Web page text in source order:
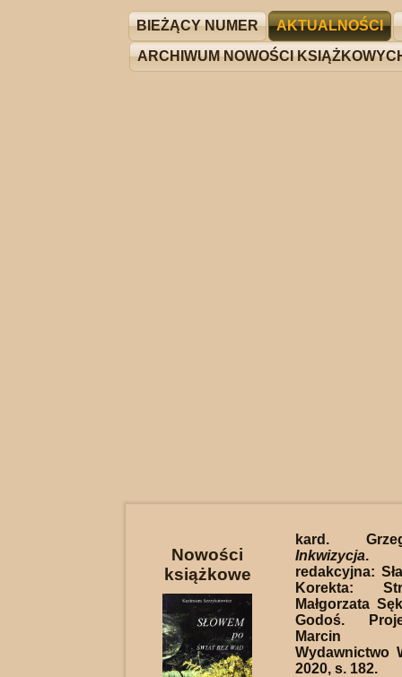
BIEŻĄCY NUMER AKTUALNOŚCI
ARCHIWUM NOWOŚCI
Nowości
książkowe
kard.
Inkwizycja.
redakcyjna:
Korekta:
Małgorzata
Godoś.
Marcin
Wydawnictwo
2020, s. 182.